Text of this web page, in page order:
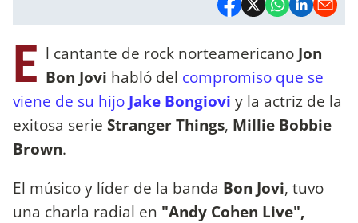
E l cantante de rock norteamericano Jon
Bon Jovi habló del compromiso que se
viene de su hijo Jake Bongiovi y la actriz de la
exitosa serie StrangerThings, Millie Bobbie
Brown.
El músico y líder de la banda Bon Jovi, tuvo
una charla radial en "Andy Cohen Live",